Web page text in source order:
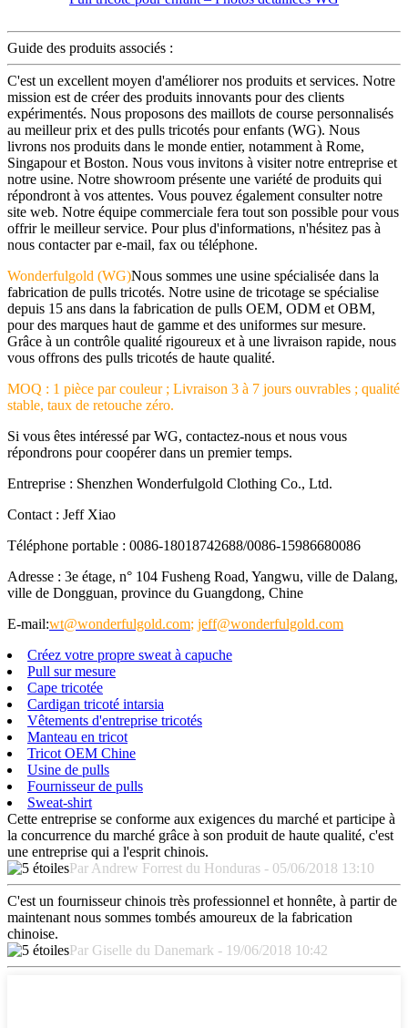
Guide des produits associés :
C'est un excellent moyen d'améliorer nos produits et services. Notre
mission est de créer des produits innovants pour des clients
expérimentés. Nous proposons des maillots de course personnalisés
au meilleur prix et des pulls tricotés pour enfants (WG). Nous
livrons nos produits dans le monde entier, notamment à Rome,
Singapour et Boston. Nous vous invitons à visiter notre entreprise et
notre usine. Notre showroom présente une variété de produits qui
répondront à vos attentes. Vous pouvez également consulter notre
site web. Notre équipe commerciale fera tout son possible pour vous
offrir le meilleur service. Pour plus d'informations, n'hésitez pas à
nous contacter par e-mail, fax ou téléphone.
Wonderfulgold (WG)Nous sommes une usine spécialisée dans la
fabrication de pulls tricotés. Notre usine de tricotage se spécialise
depuis 15 ans dans la fabrication de pulls OEM, ODM et OBM,
pour des marques haut de gamme et des uniformes sur mesure.
Grâce à un contrôle qualité rigoureux et à une livraison rapide, nous
vous offrons des pulls tricotés de haute qualité.
MOQ : 1 pièce par couleur ; Livraison 3 à 7 jours ouvrables ; qualité
stable, taux de retouche zéro.
Si vous êtes intéressé par WG, contactez-nous et nous vous
répondrons pour coopérer dans un premier temps.
Entreprise : Shenzhen Wonderfulgold Clothing Co., Ltd.
Contact : Jeff Xiao
Téléphone portable : 0086-18018742688/0086-15986680086
Adresse : 3e étage, n° 104 Fusheng Road, Yangwu, ville de Dalang,
ville de Dongguan, province du Guangdong, Chine
E-mail:wt@wonderfulgold.com; jeff@wonderfulgold.com
Créez votre propre sweat à capuche
Pull sur mesure
Cape tricotée
Cardigan tricoté intarsia
Vêtements d'entreprise tricotés
Manteau en tricot
Tricot OEM Chine
Usine de pulls
Fournisseur de pulls
Sweat-shirt
Cette entreprise se conforme aux exigences du marché et participe à
la concurrence du marché grâce à son produit de haute qualité, c'est
une entreprise qui a l'esprit chinois.
Par Andrew Forrest du Honduras - 05/06/2018 13:10
C'est un fournisseur chinois très professionnel et honnête, à partir de
maintenant nous sommes tombés amoureux de la fabrication
chinoise.
Par Giselle du Danemark - 19/06/2018 10:42